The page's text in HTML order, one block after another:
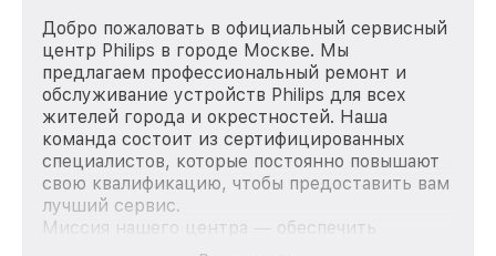
Добро пожаловать в официальный сервисный
центр Philips в городе Москве. Мы
предлагаем профессиональный ремонт и
обслуживание устройств Philips для всех
жителей города и окрестностей. Наша
команда состоит из сертифицированных
специалистов, которые постоянно повышают
свою квалификацию, чтобы предоставить вам
лучший сервис.
Миссия нашего центра — обеспечить
качественный и доступный ремонт для